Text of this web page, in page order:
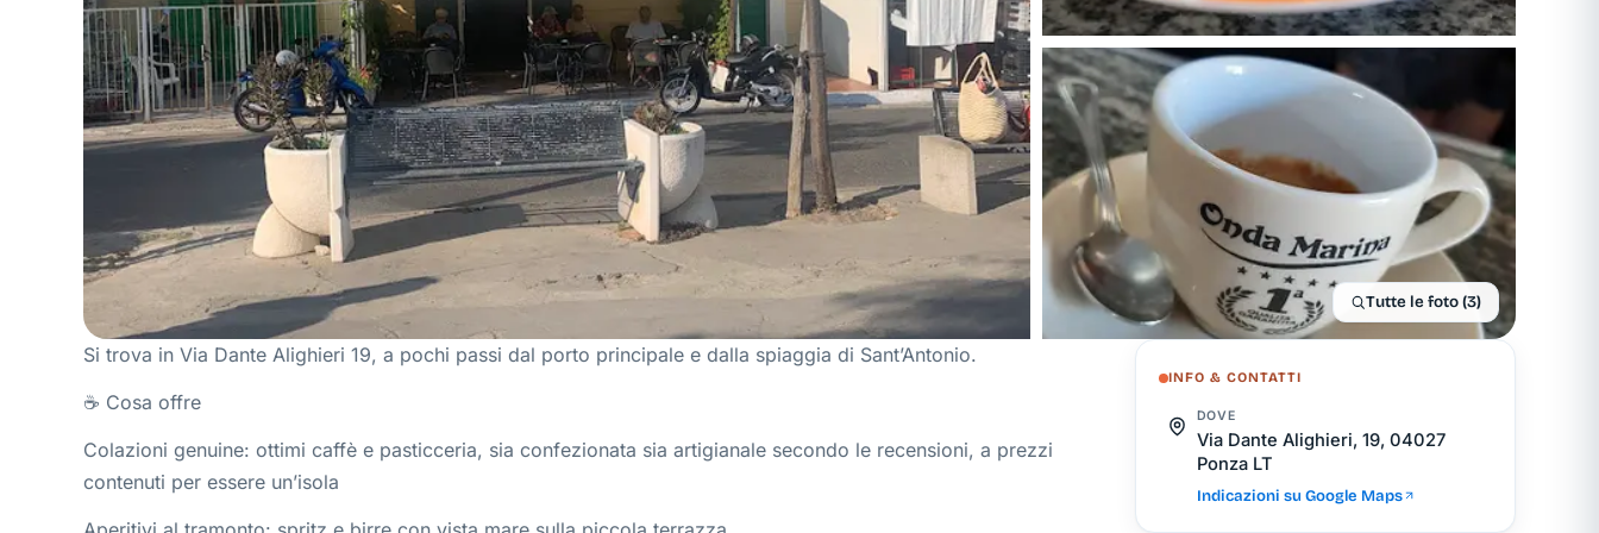
Tutte le foto (3)
Si trova in Via Dante Alighieri 19, a pochi passi dal porto principale e dalla spiaggia di Sant’Antonio.
☕ Cosa offre
Colazioni genuine: ottimi caffè e pasticceria, sia confezionata sia artigianale secondo le recensioni, a prezzi
contenuti per essere un’isola
INFO & CONTATTI
DOVE
Via Dante Alighieri, 19, 04027
Ponza LT
Indicazioni su Google Maps